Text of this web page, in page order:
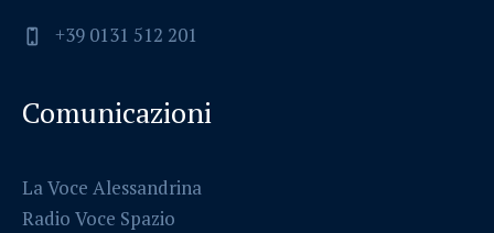
+39 0131 512 201
Comunicazioni
La Voce Alessandrina
Radio Voce Spazio